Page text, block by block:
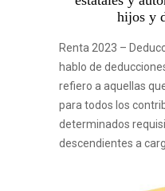
hijos y
Renta 2023 –
hablo de
refiero a aquellas
para todos los
determinados
descendientes a